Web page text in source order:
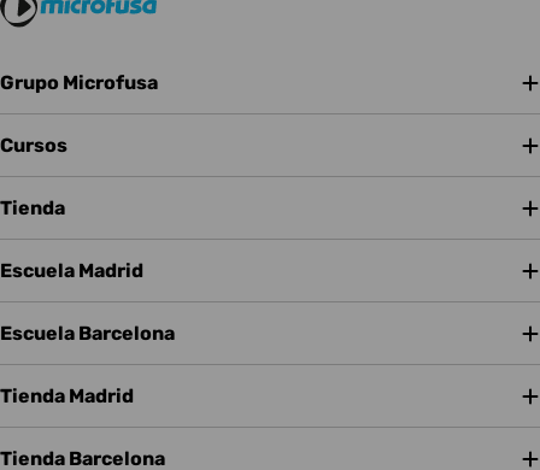
Grupo Microfusa
Cursos
Tienda
Escuela Madrid
Escuela Barcelona
Tienda Madrid
Tienda Barcelona